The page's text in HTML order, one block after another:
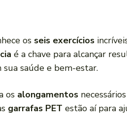
os seis exercícios
é a chave para alcançar
saúde e bem-estar.
os alongamentos
garrafas PET estão aí para